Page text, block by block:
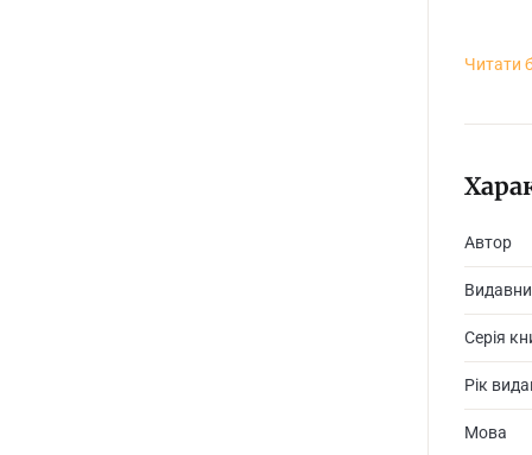
Читати
Автор
Серія
Рік
Мова